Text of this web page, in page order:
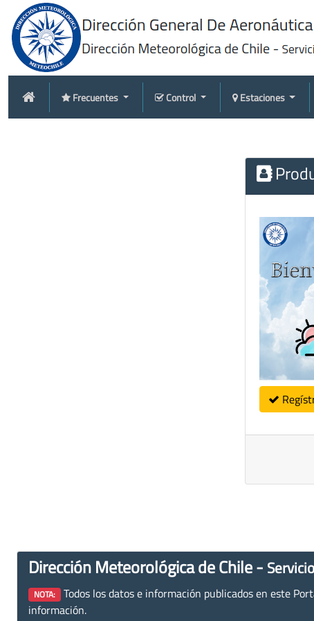
Frecuentes Control Estaciones
Dirección Meteorológica de Chile -
NOTA: Todos los datos e información publicados en este
información.